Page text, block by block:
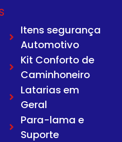
Itens segurança
Automotivo
Kit Conforto de
Caminhoneiro
Latarias em
Geral
Para-lama e
Suporte